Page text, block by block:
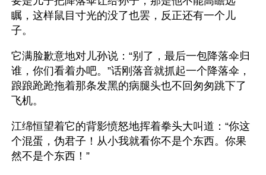
瞩，这样鼠目寸光的没了也罢，反正还有一个儿
子。
它满脸歉意地对儿孙说：“别了，最后一包降落伞归
谁，你们看着办吧。”话刚落音就抓起一个降落伞，
踉踉跄跄拖着那条发黑的病腿头也不回匆匆跳下了
飞机。
江绵恒望着它的背影愤怒地挥着拳头大叫道：“你这
个混蛋，伪君子！从小我就看你不是个东西。你果
然不是个东西！”